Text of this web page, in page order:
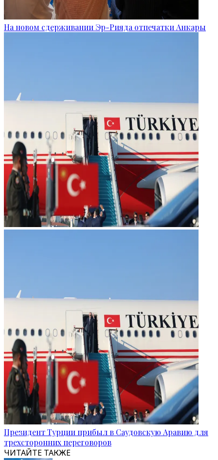
На новом сдерживании Эр-Рияда отпечатки Анкары
Президент Турции прибыл в Саудовскую Аравию для
трехсторонних переговоров
ЧИТАЙТЕ ТАКЖЕ